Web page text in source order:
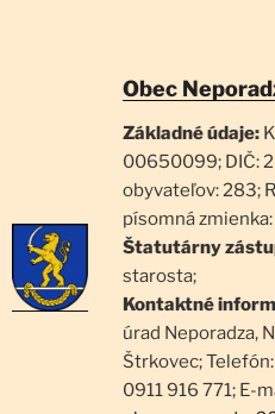
Obec
Základné údaje:
00650099; DIČ:
obyvateľov: 283;
písomná
Štatutárny
starosta;
Kontaktné
úrad Neporadza,
Štrkovec;
0911 916 771; E-